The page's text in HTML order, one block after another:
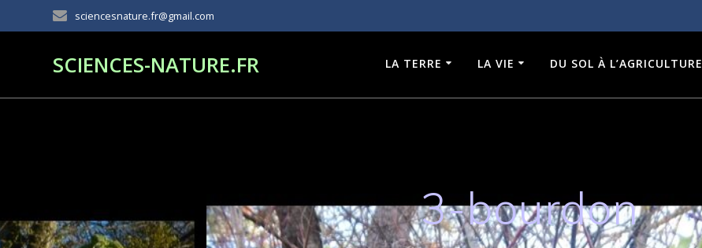
au
sciencesnature.fr@gmail.com
SCIENCES-NATURE.FR LA TERRE LA VIE DU SOL À L’AGRICULTURE
3-bourdon